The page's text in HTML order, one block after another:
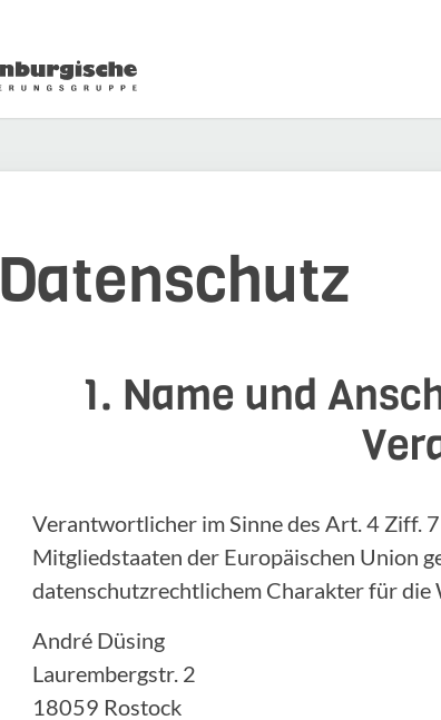
Datenschutz
1. Name und
Verantwortlicher im Sinne des Art. 4 Ziff.
Mitgliedstaaten der Europäischen Union
datenschutzrechtlichem Charakter für die
André Düsing
Laurembergstr. 2
18059 Rostock